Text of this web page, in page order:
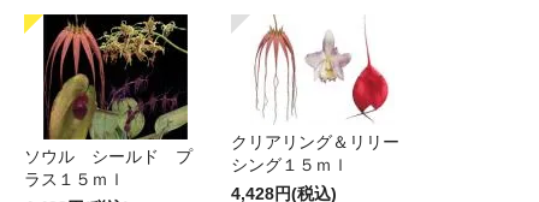
ソウル シールド プ
ラス１５ｍｌ
クリアリング＆リリー
シング１５ｍｌ
4,428円(税込)